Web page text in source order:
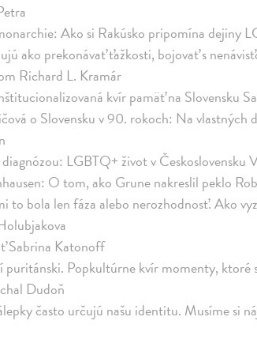
Ako si Rakúsko pripomína dejiny
ako prekonávať ťažkosti, bojovať s
Richard L. Kramár
kvír pamäť na Slovensku
o Slovensku v 90. rokoch: Na vlastných
LGBTQ+ život v Československu
O tom, ako Grune nakreslil peklo
to bola len fáza alebo nerozhodnosť. Ako
Sabrina Katonoff
Popkultúrne kvír momenty, ktoré
Dudoň
často určujú našu identitu. Musíme si